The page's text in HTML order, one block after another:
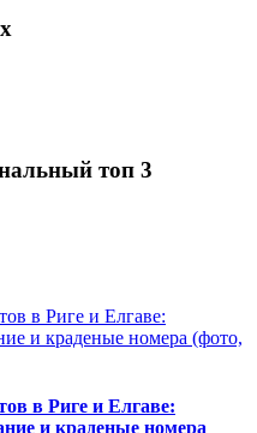
топ 3
в Риге и Елгаве:
и краденые номера